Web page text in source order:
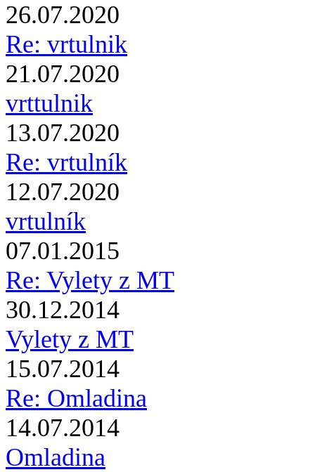
26.07.2020
Re: vrtulnik
21.07.2020
vrttulnik
13.07.2020
Re: vrtulník
12.07.2020
vrtulník
07.01.2015
Re: Vylety z MT
30.12.2014
Vylety z MT
15.07.2014
Re: Omladina
14.07.2014
Omladina